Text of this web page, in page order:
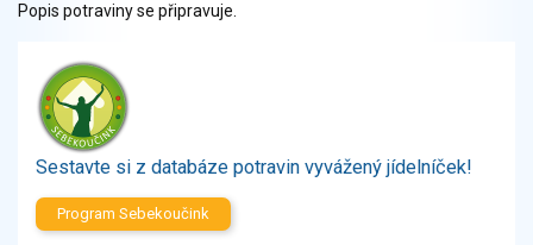
Zelenina
Brambory, luštěniny, houby
Sladkosti, slané výrobky
Zmrzliny
Ochucovadla, přísady, sladidla
Sušené směsi
Polotovary, hotové pokrmy
Popis potraviny se připravuje.
Sestavte si z databáze potravin vyvážený jídelníček!
Program Sebekoučink